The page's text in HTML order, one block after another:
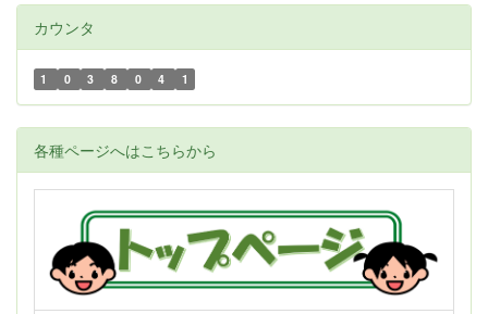
カウンタ
1 0 3 8 0 4 1
各種ページへはこちらから